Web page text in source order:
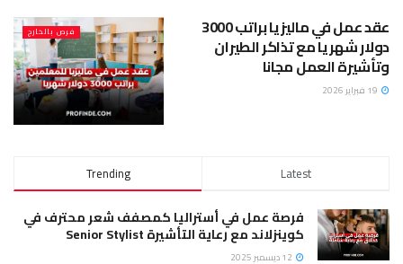
فرص بالخارج عقد عمل في ماليزيا براتب 3000
دولار شهريا مع تذاكر الطيران
وتأشيرة العمل مجانا
Trending Latest
فرصة عمل في أستراليا كمصفف شعر محترف في
كوينزلاند مع رعاية التأشيرة Senior Stylist